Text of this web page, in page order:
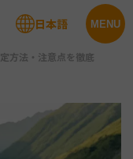
MENU
日本語
方法・注意点を徹底